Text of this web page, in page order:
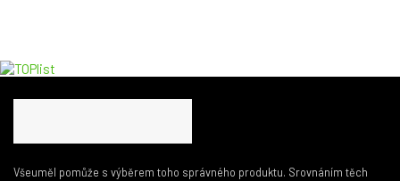
Všeuměl pomůže s výběrem toho správného produktu. Srovnáním těch